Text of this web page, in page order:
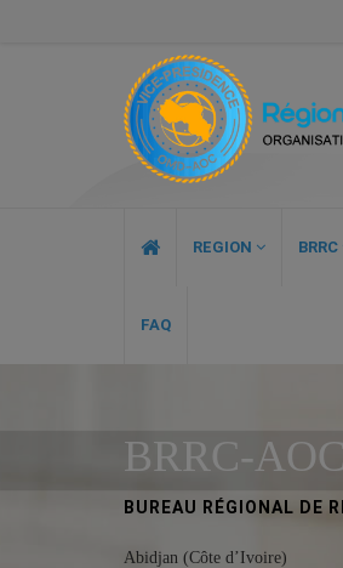
REGION BRRC
FAQ
BRRC-AOC
BUREAU RÉGIONAL DE
Abidjan (Côte d’Ivoire)